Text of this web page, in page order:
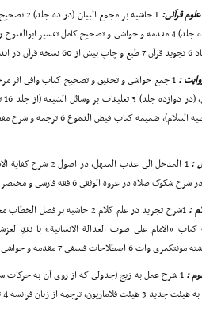
قرآنى:
مختلف
:
:
:
7 مقدمه و حواشى محققانه بر اسرار الحکم سبزوارى
:
از زبان فرانسه 4 تقاویم (تقویمهاى) شبانه روزى